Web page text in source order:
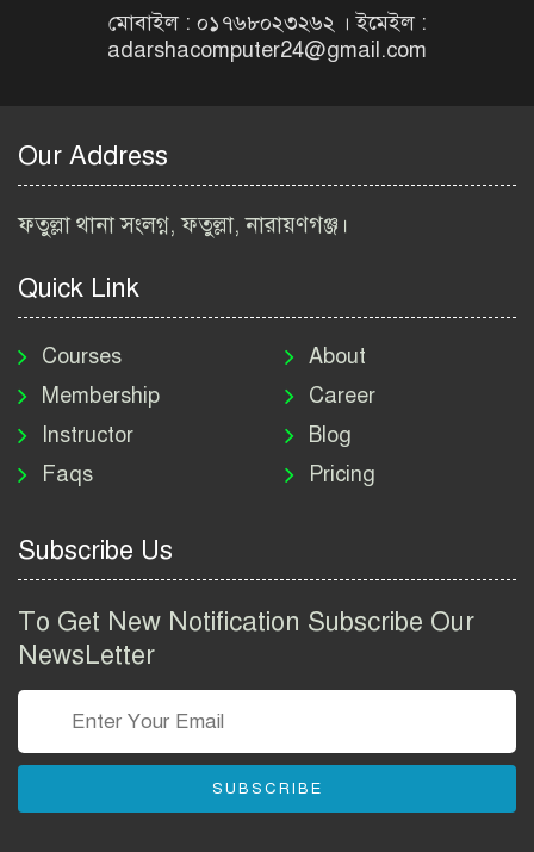
Job Circular 2026
২০২৬ | BIWTA Job Circular
মাদকদ্রব্য নিয়ন্ত্রণ অধিদপ্তর
নিয়োগ বিজ্ঞপ্তি ২০২৬ | DNC
Job Circular 2026
পাসপোর্ট করতে কি কি লাগে
২০২৬ | ই-পাসপোর্ট আবেদন ও
Group Job Circular 2026
তথ্য অধিদপ্তর নিয়োগ বিজ্ঞপ্তি
বাংলাদেশ পুলিশ এএসআই
মোবাইল : ০১৭৬৮০২৩২৬২ । ইমেইল :
adarshacomputer24@gmail.com
Our Address
ফতুল্লা থানা সংলগ্ন, ফতুল্লা, নারায়ণগঞ্জ।
Quick Link
Courses
Membership
Instructor
Faqs
About
Career
Blog
Pricing
Subscribe Us
To Get New Notification Subscribe Our
NewsLetter
SUBSCRIBE